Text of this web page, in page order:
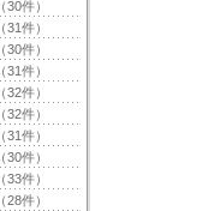
（30件）
（31件）
（30件）
（31件）
（32件）
（32件）
（31件）
（30件）
（33件）
（28件）